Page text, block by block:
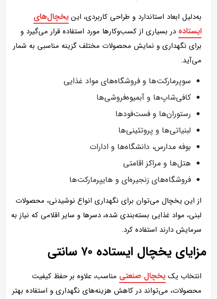
به‌دلیل ابعاد استاندارد و طراحی کاربردی، این یخچال‌های
ایستاده در بسیاری از کسب‌وکارها مورد استفاده قرار می‌گیرد و
برای نگهداری و نمایش محصولات مختلف گزینه مناسبی به شمار
می‌آید.
سوپرمارکت‌ها و فروشگاه‌های مواد غذایی
کافی‌شاپ‌ها و آبمیوه‌فروشی‌ها
رستوران‌ها و فست‌فودها
لبنیاتی‌ها و پروتئینی‌ها
بوفه مدارس، دانشگاه‌ها و ادارات
هتل‌ها و مراکز اقامتی
فروشگاه‌های زنجیره‌ای و هایپرمارکت‌ها
از این یخچال می‌توان برای نگهداری انواع نوشیدنی، محصولات
لبنی، مواد غذایی بسته‌بندی شده، دسرها و سایر اقلامی که نیاز به
سرمایش دارند استفاده کرد.
مزایای یخچال ایستاده ۷۰ سانتی
انتخاب یک یخچال صنعتی مناسب، علاوه بر حفظ کیفیت
محصولات، می‌تواند در کاهش هزینه‌های نگهداری و استفاده بهتر